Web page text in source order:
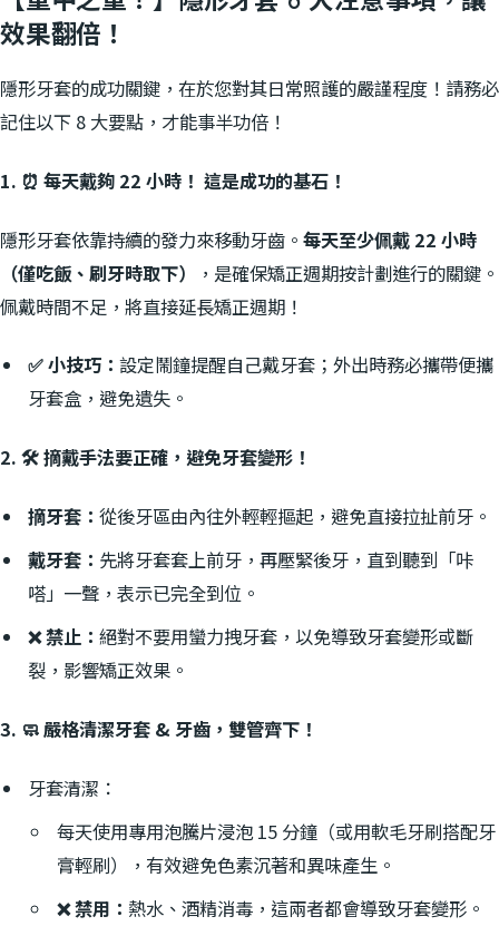
效果翻倍！
隱形牙套的成功關鍵，在於您對其日常照護的嚴謹程度！請務必
記住以下 8 大要點，才能事半功倍！
1. ⏰ 每天戴夠 22 小時！ 這是成功的基石！
隱形牙套依靠持續的發力來移動牙齒。 每天至少佩戴 22 小時
（僅吃飯、刷牙時取下）
，是確保矯正週期按計劃進行的關鍵。
佩戴時間不足，將直接延長矯正週期！
✅ 小技巧：設定鬧鐘提醒自己戴牙套；外出時務必攜帶便攜
牙套盒，避免遺失。
2. 🛠️ 摘戴手法要正確，避免牙套變形！
摘牙套：從後牙區由內往外輕輕摳起，避免直接拉扯前牙。
戴牙套： 先將牙套套上前牙，再壓緊後牙，直到聽到「咔
嗒」一聲，表示已完全到位。
❌ 禁止：絕對不要用蠻力拽牙套，以免導致牙套變形或斷
裂，影響矯正效果。
3. 🧼 嚴格清潔牙套 & 牙齒，雙管齊下！
牙套清潔：
每天使用專用泡騰片浸泡 15 分鐘（或用軟毛牙刷搭配牙
膏輕刷），有效避免色素沉著和異味產生。
❌ 禁用： 熱水、酒精消毒，這兩者都會導致牙套變形。